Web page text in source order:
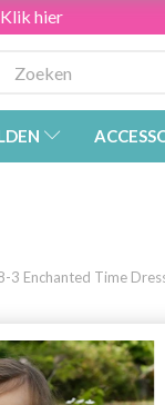
hier
3 Enchanted Time